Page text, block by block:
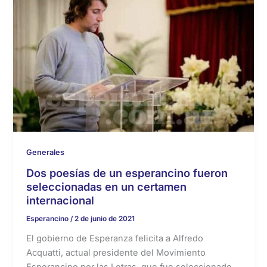
Generales
Dos poesías de un esperancino fueron
seleccionadas en un certamen
internacional
Esperancino /2 de junio de 2021
El gobierno de Esperanza felicita a Alfredo
Acquatti, actual presidente del Movimiento